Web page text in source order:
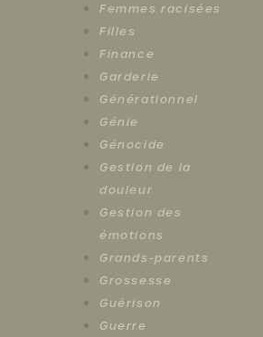
Femmes racisées
Filles
Finance
Garderie
Générationnel
Génie
Génocide
Gestion de la
douleur
Gestion des
émotions
Grands-parents
Grossesse
Guérison
Guerre